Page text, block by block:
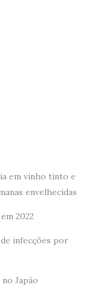
em vinho tinto e
envelhecidas
2022
infecções por
Japão